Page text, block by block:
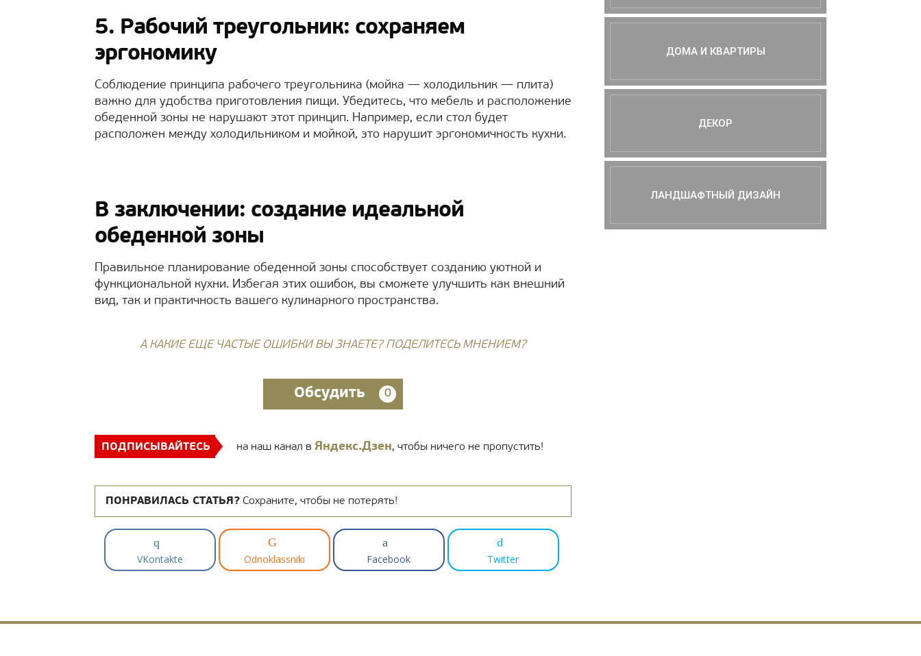
5. Рабочий треугольник: сохраняем
эргономику
Соблюдение принципа рабочего треугольника (мойка — холодильник — плита)
важно для удобства приготовления пищи. Убедитесь, что мебель и расположение
обеденной зоны не нарушают этот принцип. Например, если стол будет
расположен между холодильником и мойкой, это нарушит эргономичность кухни.
В заключении: создание идеальной
обеденной зоны
Правильное планирование обеденной зоны способствует созданию уютной и
функциональной кухни. Избегая этих ошибок, вы сможете улучшить как внешний
вид, так и практичность вашего кулинарного пространства.
А КАКИЕ ЕЩЕ ЧАСТЫЕ ОШИБКИ ВЫ ЗНАЕТЕ? ПОДЕЛИТЕСЬ МНЕНИЕМ?
Обсудить 0
ПОДПИСЫВАЙТЕСЬ на наш канал в Яндекс.Дзен, чтобы ничего не пропустить!
ПОНРАВИЛАСЬ СТАТЬЯ? Сохраните, чтобы не потерять!
VKontakte Odnoklassniki Facebook Twitter
ДОМА И КВАРТИРЫ
ДЕКОР
ЛАНДШАФТНЫЙ ДИЗАЙН